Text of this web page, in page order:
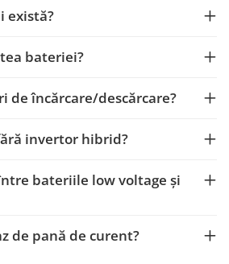
există?
bateriei?
de încărcare/descărcare?
invertor hibrid?
bateriile low voltage și
de pană de curent?